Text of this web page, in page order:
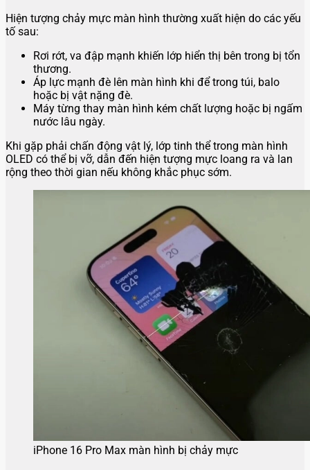
Hiện tượng chảy mực màn hình thường xuất hiện do các yếu
tố sau:
Rơi rớt, va đập mạnh khiến lớp hiển thị bên trong bị tổn
thương.
Áp lực mạnh đè lên màn hình khi để trong túi, balo
hoặc bị vật nặng đè.
Máy từng thay màn hình kém chất lượng hoặc bị ngấm
nước lâu ngày.
Khi gặp phải chấn động vật lý, lớp tinh thể trong màn hình
OLED có thể bị vỡ, dẫn đến hiện tượng mực loang ra và lan
rộng theo thời gian nếu không khắc phục sớm.
iPhone 16 Pro Max màn hình bị chảy mực